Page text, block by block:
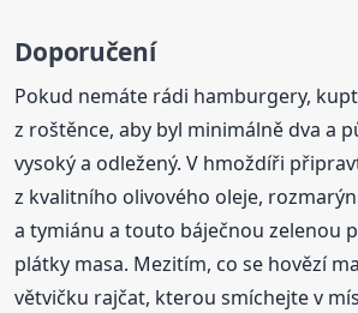
Doporučení
Pokud nemáte rádi hamburgery,
z roštěnce, aby byl minimálně dva a
vysoký a odležený. V hmoždíři
z kvalitního olivového oleje,
a tymiánu a touto báječnou zelenou
plátky masa. Mezitím, co se hovězí
větvičku rajčat, kterou smíchejte v